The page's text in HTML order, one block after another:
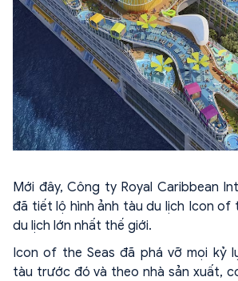
Mới đây, Công ty Royal Caribbean
đã tiết lộ hình ảnh tàu du lịch Icon of
du lịch lớn nhất thế giới.
Icon of the Seas đã phá vỡ mọi kỷ
tàu trước đó và theo nhà sản xuất,